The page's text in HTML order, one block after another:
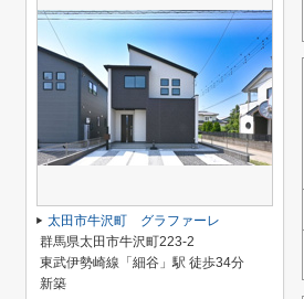
太田市牛沢町 グラファーレ
群馬県太田市牛沢町223-2
東武伊勢崎線「細谷」駅 徒歩34分
新築